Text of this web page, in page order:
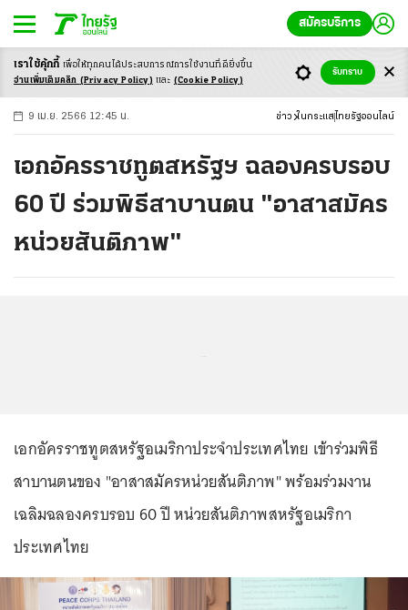
สมัครบริการ
-ก ก ก+
9 เม.ย. 2566 12:45 น. ข่าว ในกระแส ไทยรัฐออนไลน์
เอกอัครราชทูตสหรัฐฯ ฉลองครบรอบ
60 ปี ร่วมพิธีสาบานตน "อาสาสมัคร
หน่วยสันติภาพ"
เอกอัครราชทูตสหรัฐอเมริกาประจำประเทศไทย เข้าร่วมพิธี
สาบานตนของ "อาสาสมัครหน่วยสันติภาพ" พร้อมร่วมงาน
เฉลิมฉลองครบรอบ 60 ปี หน่วยสันติภาพสหรัฐอเมริกา
ประเทศไทย
เราใช้คุ้กกี้ เพื่อให้ทุกคนได้ประสบการณ์การใช้งานที่ดียิ่งขึ้น
อ่านเพิ่มเติมคลิก (Privacy Policy) และ (Cookie Policy)
รับทราบ